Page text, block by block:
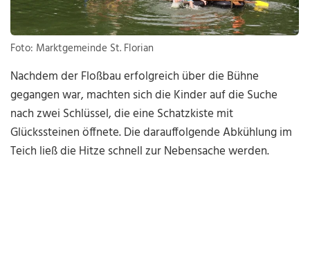
Foto: Marktgemeinde St. Florian
Nachdem der Floßbau erfolgreich über die Bühne
gegangen war, machten sich die Kinder auf die Suche
nach zwei Schlüssel, die eine Schatzkiste mit
Glückssteinen öffnete. Die darauffolgende Abkühlung im
Teich ließ die Hitze schnell zur Nebensache werden.